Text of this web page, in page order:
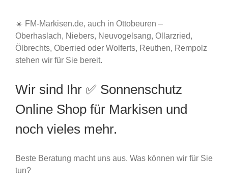
☀️ FM-Markisen.de, auch in Ottobeuren –
Oberhaslach, Niebers, Neuvogelsang, Ollarzried,
Ölbrechts, Oberried oder Wolferts, Reuthen, Rempolz
stehen wir für Sie bereit.
Wir sind Ihr ✅ Sonnenschutz
Online Shop für Markisen und
noch vieles mehr.
Beste Beratung macht uns aus. Was können wir für Sie
tun?